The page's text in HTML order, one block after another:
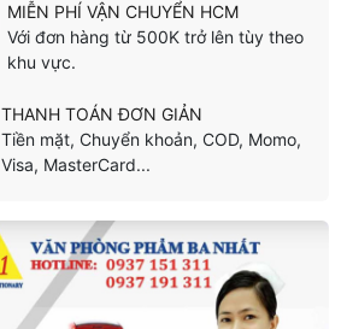
MIỄN PHÍ VẬN CHUYỂN HCM
Với đơn hàng từ 500K trở lên tùy theo
khu vực.
THANH TOÁN ĐƠN GIẢN
Tiền mặt, Chuyển khoản, COD, Momo,
Visa, MasterCard...